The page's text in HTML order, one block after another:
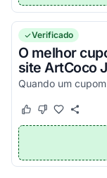
Verificado
O melhor
site ArtCoco
Este cupom
Este cupom